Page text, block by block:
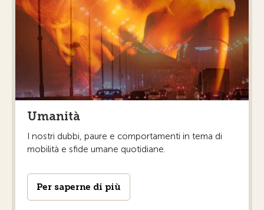
Umanità
I nostri dubbi, paure e comportamenti in tema di
mobilità e sfide umane quotidiane.
Per saperne di più